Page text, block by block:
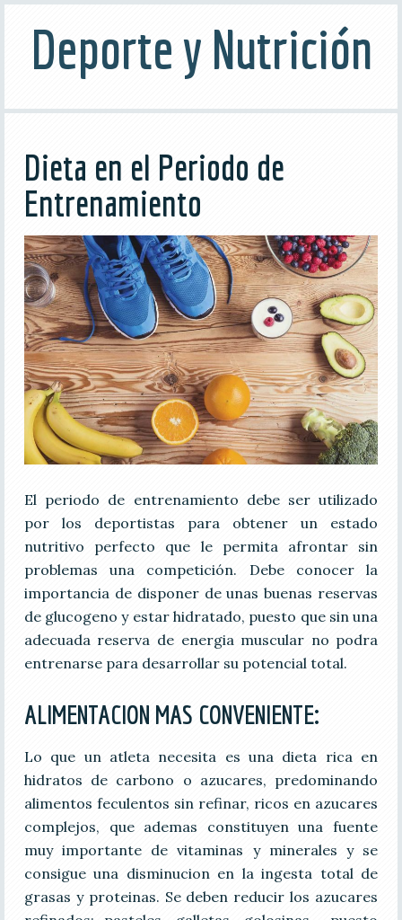
Deporte y Nutrición
Dieta en el Periodo de
Entrenamiento
El periodo de entrenamiento debe ser utilizado
por los deportistas para obtener un estado
nutritivo perfecto que le permita afrontar sin
problemas una competición. Debe conocer la
importancia de disponer de unas buenas reservas
de glucogeno y estar hidratado, puesto que sin una
adecuada reserva de energia muscular no podra
entrenarse para desarrollar su potencial total.
ALIMENTACION MAS CONVENIENTE:
Lo que un atleta necesita es una dieta rica en
hidratos de carbono o azucares, predominando
alimentos feculentos sin refinar, ricos en azucares
complejos, que ademas constituyen una fuente
muy importante de vitaminas y minerales y se
consigue una disminucion en la ingesta total de
grasas y proteinas. Se deben reducir los azucares